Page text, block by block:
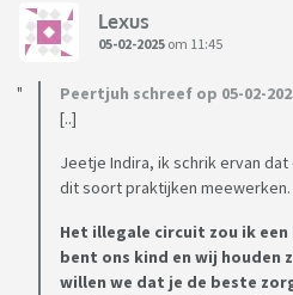
Lexus
05-02-2025 om 11:45
Peertjuh schreef op 05-02-
[..]
Jeetje Indira, ik schrik ervan
dit soort praktijken meewerken.
Het illegale circuit zou ik
bent ons kind en wij houden
willen we dat je de beste